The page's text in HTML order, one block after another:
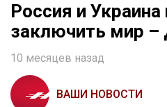
Россия и
заключить мир
10 месяцев назад
ВАШИ НОВОСТИ